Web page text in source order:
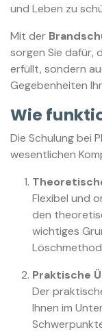
und Leben zu
Mit der
sorgen Sie dafür,
erfüllt, sondern
Gegebenheiten
Wie
Die Schulung bei
wesentlichen
Flexibel und
den
wichtiges
Praktische
Der
Ihnen im